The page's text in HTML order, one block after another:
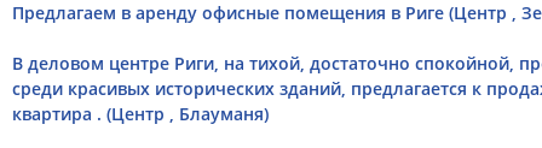
Предлагаем в аренду офисные помещения в Риге (Центр ,
В деловом центре Риги, на тихой, достаточно спокойной,
среди красивых исторических зданий, предлагается к
квартира . (Центр , Блауманя)